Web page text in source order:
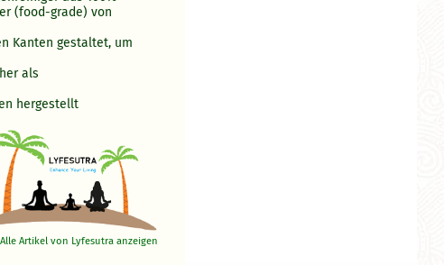
(food-grade) von
Kanten gestaltet, um
als
hergestellt
Alle Artikel von Lyfesutra anzeigen